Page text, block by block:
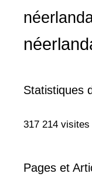
Statistiques
317 214 visites
Pages et